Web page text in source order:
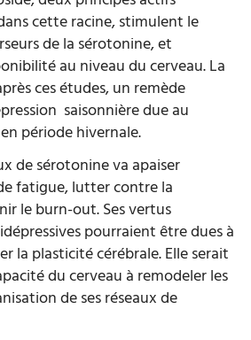
cette racine, stimulent le
de la sérotonine, et
au niveau du cerveau. La
ces études, un remède
saisonnière due au
période hivernale.
de sérotonine va apaiser
fatigue, lutter contre la
le burn-out. Ses vertus
pourraient être dues à
la plasticité cérébrale. Elle serait
du cerveau à remodeler les
de ses réseaux de